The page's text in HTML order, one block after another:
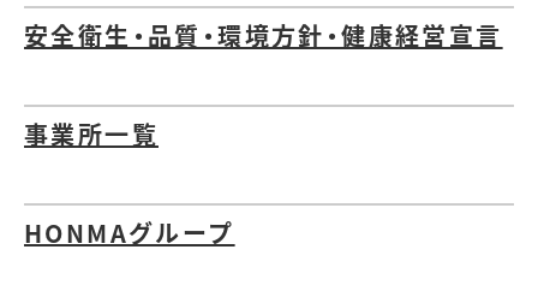
安全衛生・品質・環境方針・健康経営宣言
事業所一覧
HONMAグループ